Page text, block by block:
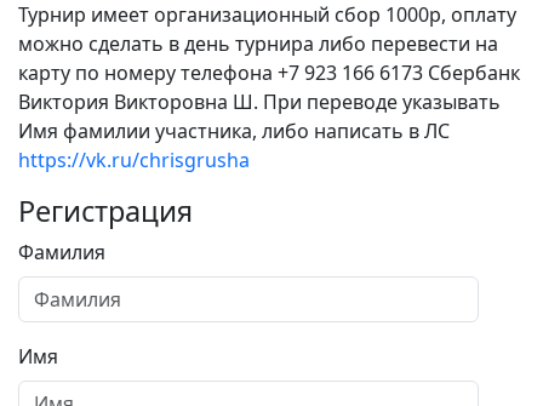
Турнир имеет организационный сбор 1000р, оплату
можно сделать в день турнира либо перевести на
карту по номеру телефона +7 923 166 6173 Сбербанк
Виктория Викторовна Ш. При переводе указывать
Имя фамилии участника, либо написать в ЛС
https://vk.ru/chrisgrusha
Регистрация
Фамилия
Имя